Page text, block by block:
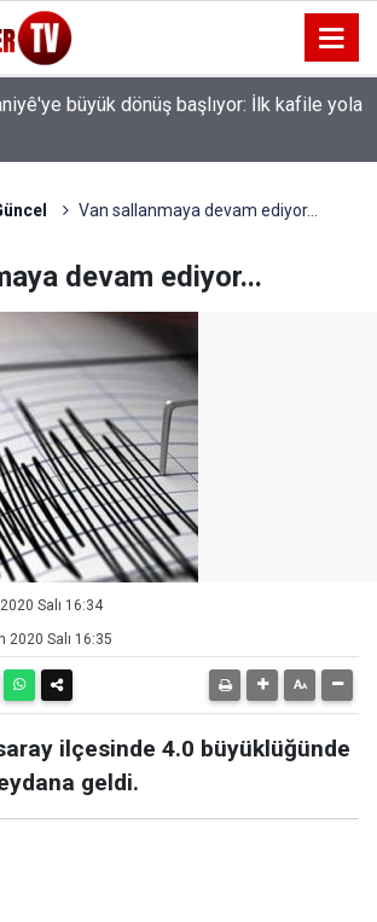
büyük dönüş başlıyor: İlk kafile yola
Hakkâri Teşkilatı Esendere'de kadınlarla
Van sallanmaya devam ediyor...
devam ediyor...
Salı 16:34
2020 Salı 16:35
ilçesinde 4.0 büyüklüğünde
geldi.